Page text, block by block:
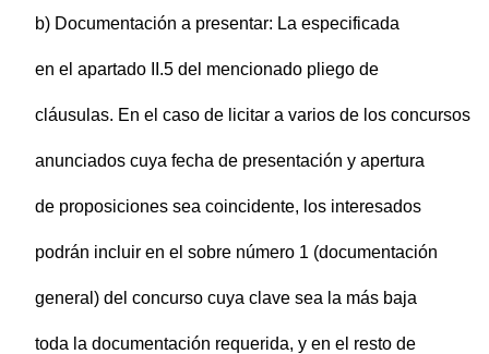
b) Documentación a presentar: La especificada
en el apartado II.5 del mencionado pliego de
cláusulas. En el caso de licitar a varios de los concursos
anunciados cuya fecha de presentación y apertura
de proposiciones sea coincidente, los interesados
podrán incluir en el sobre número 1 (documentación
general) del concurso cuya clave sea la más baja
toda la documentación requerida, y en el resto de